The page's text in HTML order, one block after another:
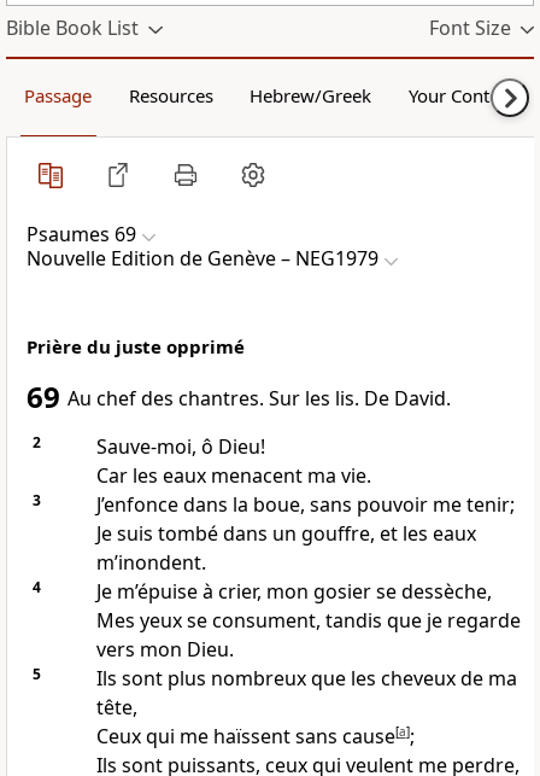
Bible Book List Font Size
Passage Resources Hebrew/Greek Your Content
Psaumes 69
Nouvelle Edition de Genève – NEG1979
Prière du juste opprimé
69 Au chef des chantres. Sur les lis. De David.
2
Sauve-moi, ô Dieu!
Car les eaux menacent ma vie.
3
J’enfonce dans la boue, sans pouvoir me tenir;
Je suis tombé dans un gouffre, et les eaux
m’inondent.
4
Je m’épuise à crier, mon gosier se dessèche,
Mes yeux se consument, tandis que je regarde
vers mon Dieu.
5
Ils sont plus nombreux que les cheveux de ma
tête,
Ceux qui me haïssent sans cause[a];
Ils sont puissants, ceux qui veulent me perdre,